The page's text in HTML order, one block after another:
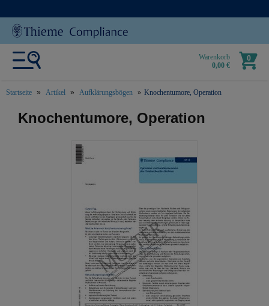
Warenkorb
0,00 €
0
Startseite Artikel Aufklärungsbögen Knochentumore, Operation
text.skipToContent
text.skipToNavigation
Knochentumore, Operation